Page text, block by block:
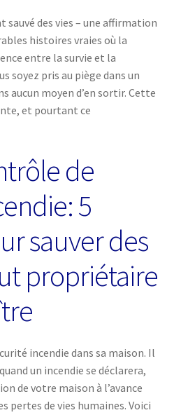
sauvé des vies – une affirmation
histoires vraies où la
entre la survie et la
soyez pris au piège dans un
aucun moyen d’en sortir. Cette
et pourtant ce
de
5
sauver des
propriétaire
incendie dans sa maison. Il
un incendie se déclarera,
de votre maison à l’avance
pertes de vies humaines. Voici